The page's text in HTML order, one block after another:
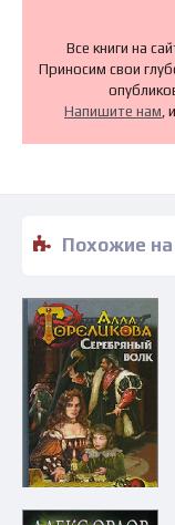
Все книги на
Приносим свои
Напишите нам ,
Похожие на "В вихре времен -